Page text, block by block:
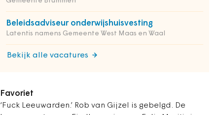
Beleidsadviseur onderwijshuisvesting
Latentis namens Gemeente West Maas en Waal
Bekijk alle vacatures
Favoriet
‘Fuck Leeuwarden.’ Rob van Gijzel is gebelgd. De